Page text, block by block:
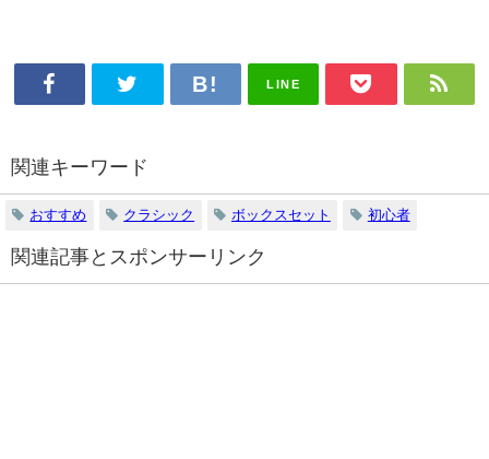
LINE
関連キーワード
おすすめ クラシック ボックスセット 初心者
関連記事とスポンサーリンク